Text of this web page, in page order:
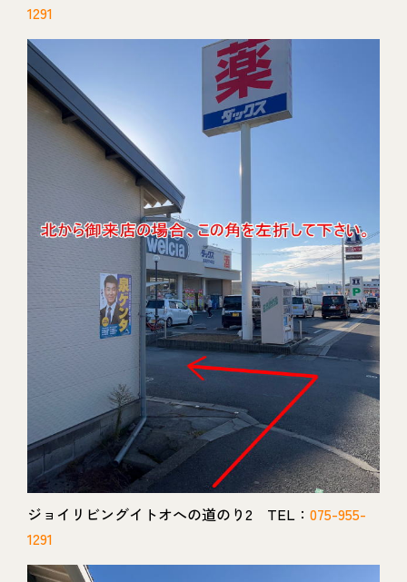
1291
ジョイリビングイトオへの道のり2 TEL： 075-955-
1291